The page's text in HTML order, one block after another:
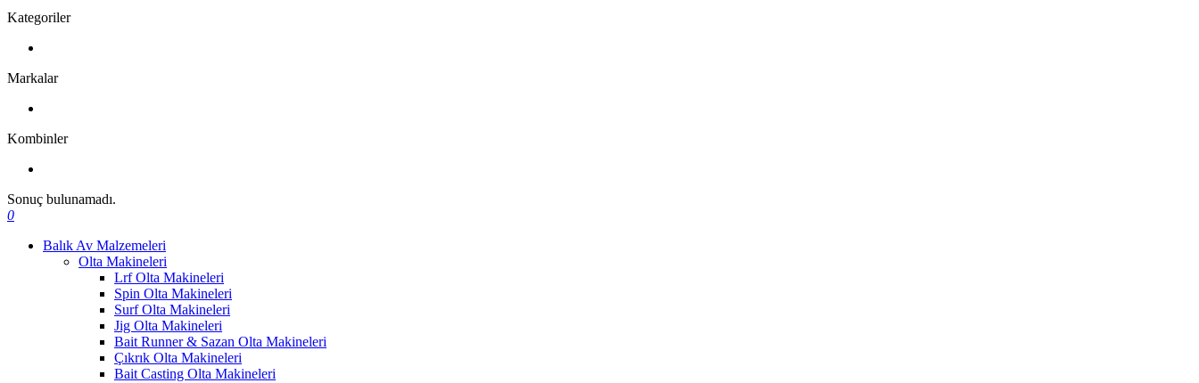
Kategoriler
Markalar
Kombinler
Sonuç bulunamadı.
0
Balık Av Malzemeleri
Olta Makineleri
Lrf Olta Makineleri
Spin Olta Makineleri
Surf Olta Makineleri
Jig Olta Makineleri
Bait Runner & Sazan Olta Makineleri
Çıkrık Olta Makineleri
Bait Casting Olta Makineleri